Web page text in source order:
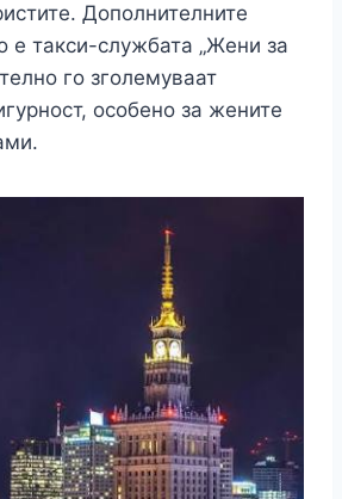
Дополнителните
е такси-службата „Жени за
го зголемуваат
особено за жените